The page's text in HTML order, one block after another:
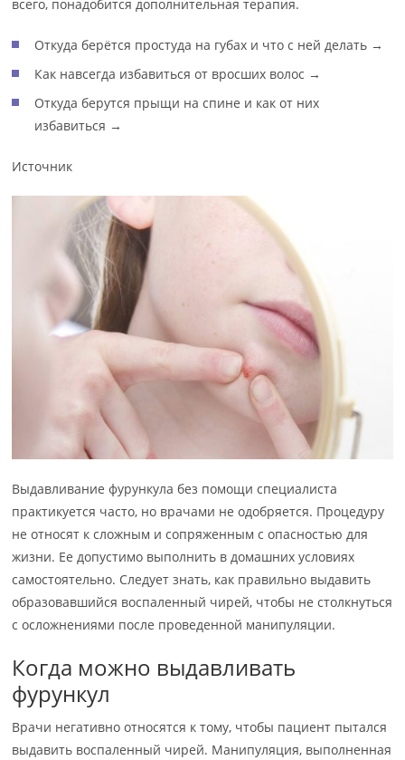
всего, понадобится дополнительная терапия.
Откуда берётся простуда на губах и что с ней делать →
Как навсегда избавиться от вросших волос →
Откуда берутся прыщи на спине и как от них
избавиться →
Источник
Выдавливание фурункула без помощи специалиста
практикуется часто, но врачами не одобряется. Процедуру
не относят к сложным и сопряженным с опасностью для
жизни. Ее допустимо выполнить в домашних условиях
самостоятельно. Следует знать, как правильно выдавить
образовавшийся воспаленный чирей, чтобы не столкнуться
с осложнениями после проведенной манипуляции.
Когда можно выдавливать
фурункул
Врачи негативно относятся к тому, чтобы пациент пытался
выдавить воспаленный чирей. Манипуляция, выполненная